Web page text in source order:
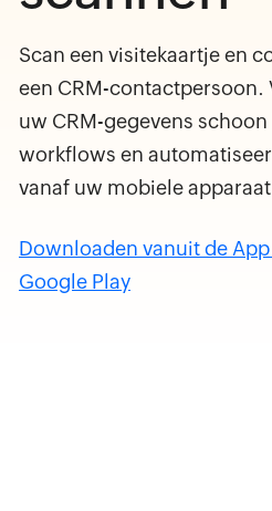
Scan een visitekaartje en
een CRM-
uw CRM-gegevens
workflows en
vanaf uw mobiele
Downloaden vanuit de
Google Play